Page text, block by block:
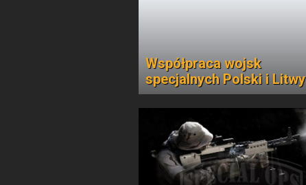
Współpraca wojsk
specjalnych Polski i Litwy